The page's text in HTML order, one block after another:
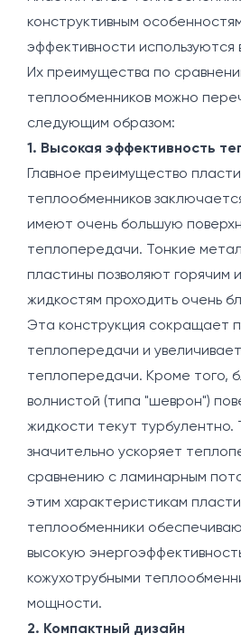
конструктивным
эффективности используются
Их преимущества по
теплообменников можно
следующим образом:
1. Высокая эффективность
Главное преимущество
теплообменников
имеют очень большую
теплопередачи. Тонкие
пластины позволяют горячим
жидкостям проходить очень
Эта конструкция сокращает
теплопередачи и
теплопередачи. Кроме того,
волнистой (типа "шеврон")
жидкости текут турбулентно.
значительно ускоряет
сравнению с ламинарным
этим характеристикам
теплообменники
высокую
кожухотрубными
мощности.
2. Компактный дизайн